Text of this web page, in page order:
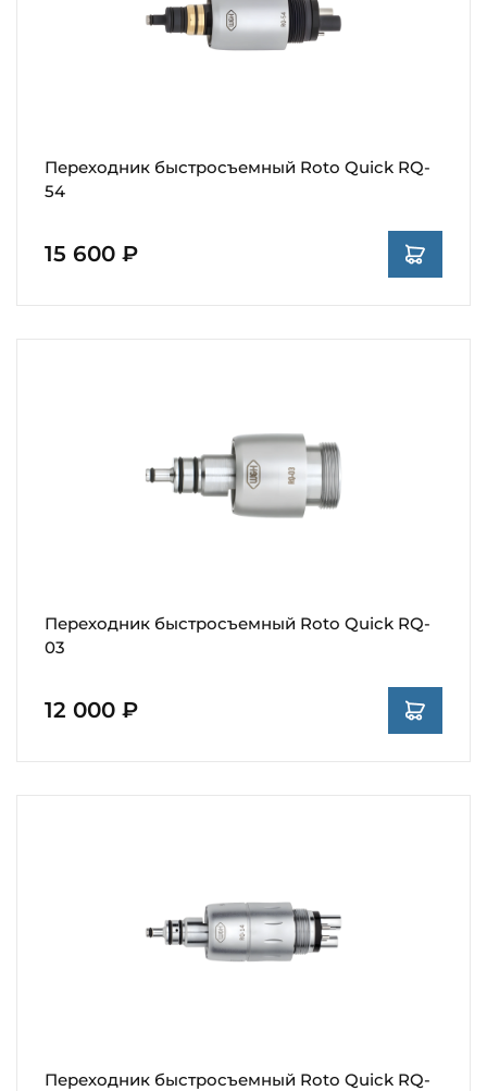
Переходник быстросъемный Roto Quick RQ-
54
15 600 ₽
Переходник быстросъемный Roto Quick RQ-
03
12 000 ₽
Переходник быстросъемный Roto Quick RQ-